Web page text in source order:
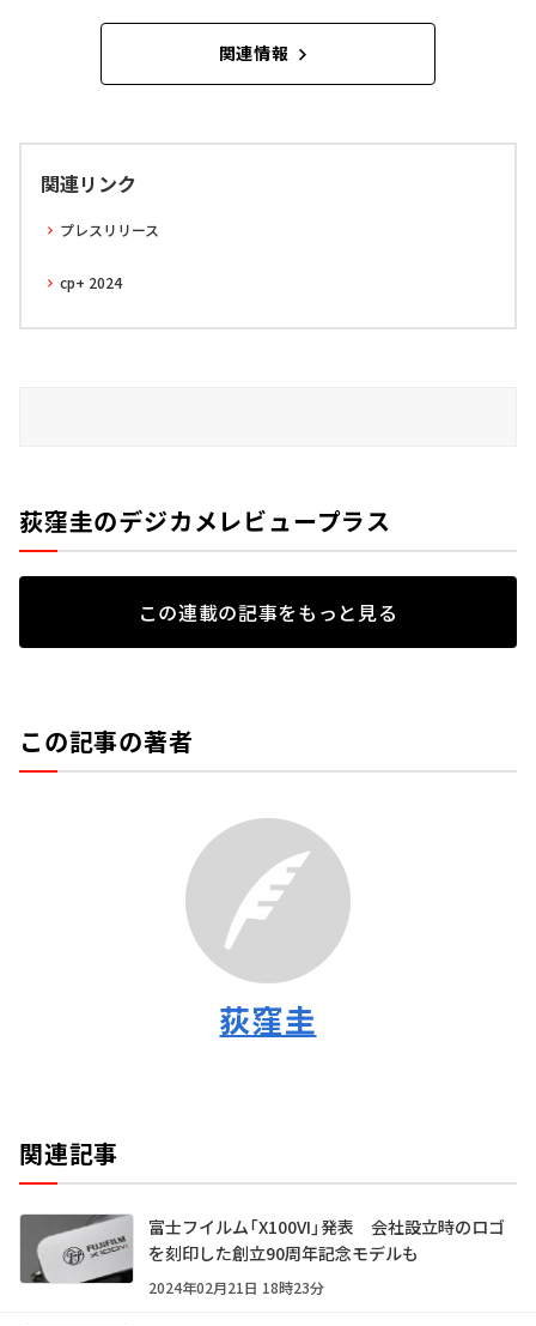
関連情報
関連リンク
プレスリリース
cp+ 2024
荻窪圭のデジカメレビュープラス
この連載の記事をもっと見る
この記事の著者
荻窪圭
関連記事
富士フイルム「X100VI」発表 会社設立時のロゴ
を刻印した創立90周年記念モデルも
2024年02月21日 18時23分